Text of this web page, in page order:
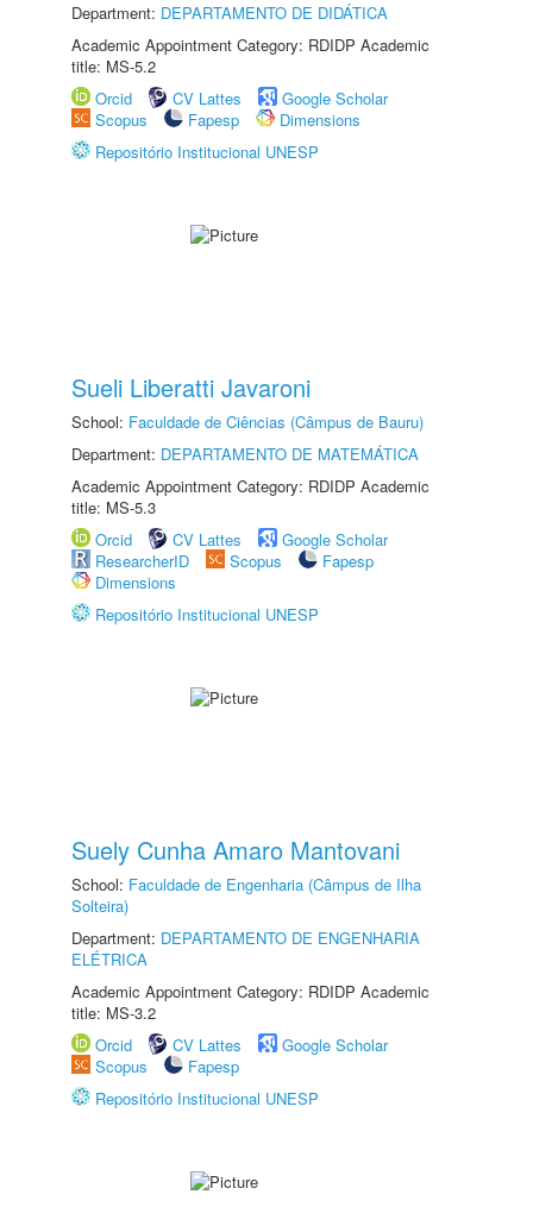
Department: DEPARTAMENTO DE DIDÁTICA
Academic Appointment Category: RDIDP Academic
title: MS-5.2
Orcid
CV Lattes
Google Scholar
Scopus
Fapesp
Dimensions
Repositório Institucional UNESP
Sueli Liberatti Javaroni
School: Faculdade de Ciências (Câmpus de Bauru)
Department: DEPARTAMENTO DE MATEMÁTICA
Academic Appointment Category: RDIDP Academic
title: MS-5.3
Orcid
CV Lattes
Google Scholar
ResearcherID
Scopus
Fapesp
Dimensions
Repositório Institucional UNESP
Suely Cunha Amaro Mantovani
School: Faculdade de Engenharia (Câmpus de Ilha
Solteira)
Department: DEPARTAMENTO DE ENGENHARIA
ELÉTRICA
Academic Appointment Category: RDIDP Academic
title: MS-3.2
Orcid
CV Lattes
Google Scholar
Scopus
Fapesp
Repositório Institucional UNESP